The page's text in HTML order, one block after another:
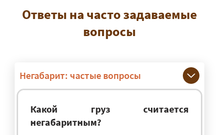
Ответы на часто задаваемые
вопросы
Негабарит: частые вопросы
Какой груз считается
негабаритным?